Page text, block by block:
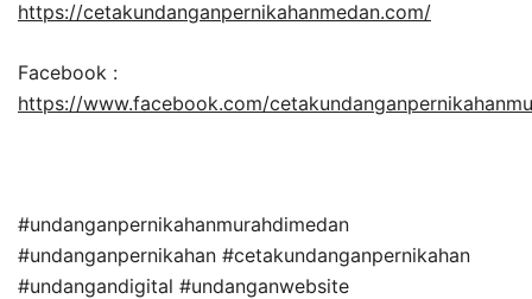
https://cetakundanganpernikahanmedan.com/
Facebook :
https://www.facebook.com/
#undanganpernikahanmurahdimedan
#undanganpernikahan #cetakundanganpernikahan
#undangandigital #undanganwebsite